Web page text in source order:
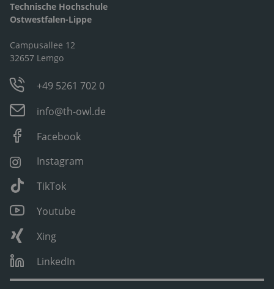
Technische Hochschule
Ostwestfalen-Lippe
Campusallee 12
32657 Lemgo
+49 5261 702 0
info@th-owl.de
Facebook
Instagram
TikTok
Youtube
Xing
LinkedIn